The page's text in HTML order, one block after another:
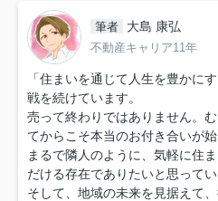
筆者 大島 康弘
不動産キャリア11年
「住まいを通じて人生を豊かに
戦を続けています。
売って終わりではありません。
てからこそ本当のお付き合いが始
まるで隣人のように、気軽に住
だける存在でありたいと思ってい
そして、地域の未来を見据えて